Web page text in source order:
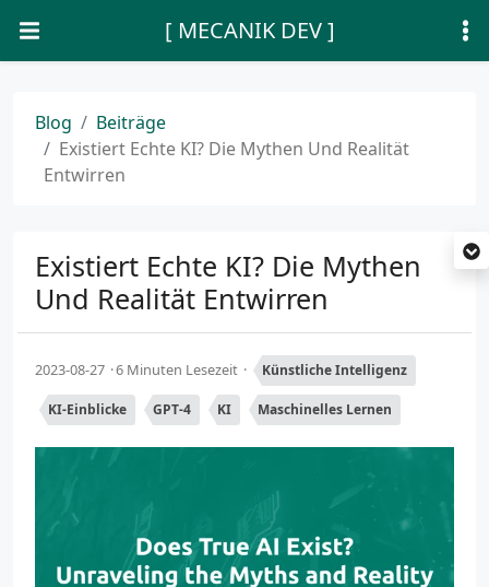
[ MECANIK DEV ]
Blog
Beiträge
Existiert Echte KI? Die Mythen Und Realität
Entwirren
Existiert Echte KI? Die Mythen
Und Realität Entwirren
2023-08-27 6 Minuten Lesezeit Künstliche Intelligenz
KI-Einblicke GPT-4 KI Maschinelles Lernen